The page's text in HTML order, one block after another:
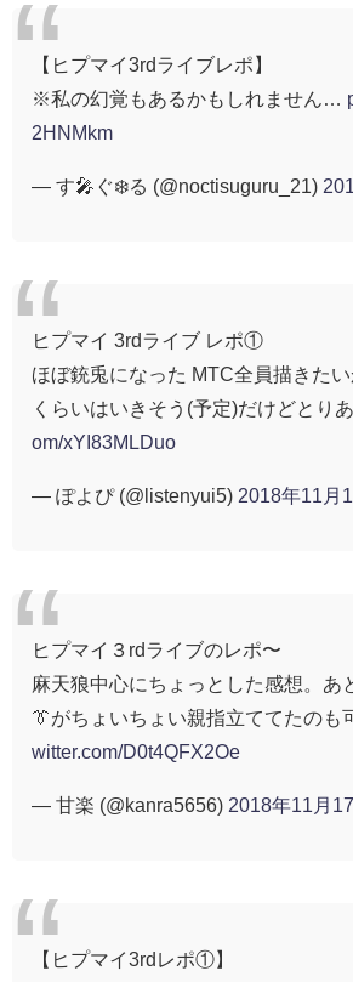
【ヒプマイ3rdライブレポ】
※私の幻覚もあるかもしれません…
2HNMkm
— す🎤ぐ❄️る (@noctisuguru_21)
ヒプマイ 3rdライブ レポ①
ほぼ銃兎になった MTC全員描きた
くらいはいきそう(予定)だけどとり
om/xYI83MLDuo
— ぽよぴ (@listenyui5) 2018年11月
ヒプマイ３rdライブのレポ〜
麻天狼中心にちょっとした感想。あ
👔がちょいちょい親指立ててたのも
witter.com/D0t4QFX2Oe
— 甘楽 (@kanra5656) 2018年11月
【ヒプマイ3rdレポ①】